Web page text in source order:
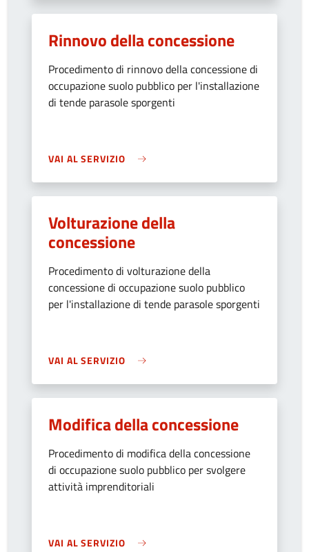
Rinnovo della concessione
Procedimento di rinnovo della concessione di
occupazione suolo pubblico per l'installazione
di tende parasole sporgenti
VAI AL SERVIZIO
Volturazione della
concessione
Procedimento di volturazione della
concessione di occupazione suolo pubblico
per l'installazione di tende parasole sporgenti
VAI AL SERVIZIO
Modifica della concessione
Procedimento di modifica della concessione
di occupazione suolo pubblico per svolgere
attività imprenditoriali
VAI AL SERVIZIO